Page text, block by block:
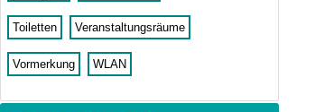
Toiletten Veranstaltungsräume
Vormerkung WLAN